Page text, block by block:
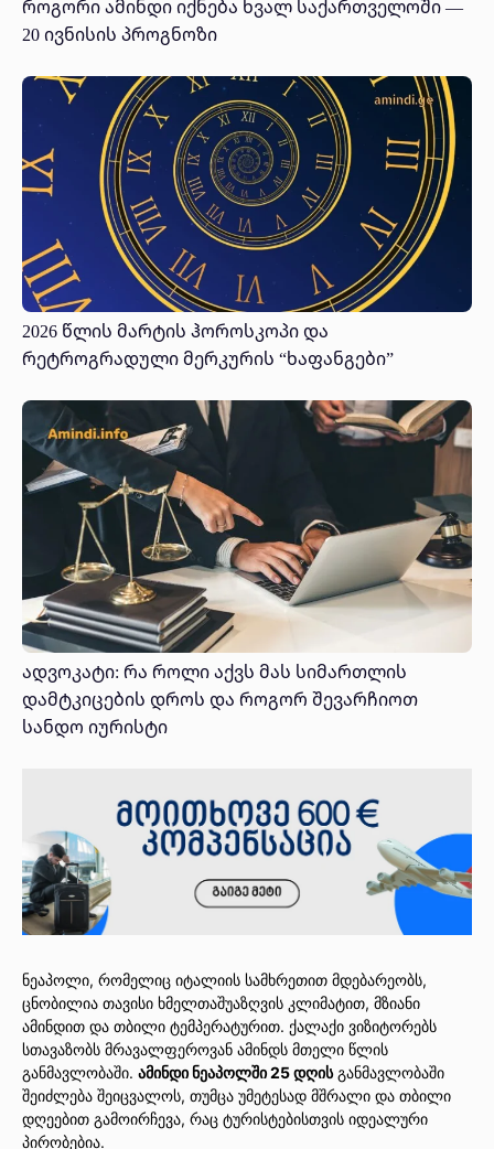
როგორი ამინდი იქნება ხვალ საქართველოში —
20 ივნისის პროგნოზი
2026 წლის მარტის ჰოროსკოპი და
რეტროგრადული მერკურის “ხაფანგები”
ადვოკატი: რა როლი აქვს მას სიმართლის
დამტკიცების დროს და როგორ შევარჩიოთ
სანდო იურისტი
ნეაპოლი, რომელიც იტალიის სამხრეთით მდებარეობს,
ცნობილია თავისი ხმელთაშუაზღვის კლიმატით, მზიანი
ამინდით და თბილი ტემპერატურით. ქალაქი ვიზიტორებს
სთავაზობს მრავალფეროვან ამინდს მთელი წლის
განმავლობაში. ამინდი ნეაპოლში 25 დღისგანმავლობაში
შეიძლება შეიცვალოს, თუმცა უმეტესად მშრალი და თბილი
დღეებით გამოირჩევა, რაც ტურისტებისთვის იდეალური
პირობებია.